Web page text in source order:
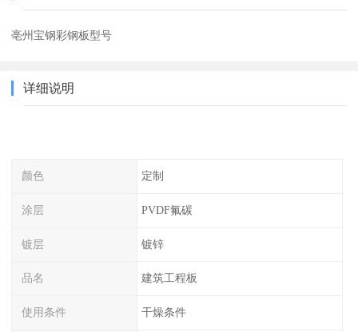
亳州宝钢彩钢板型号
详细说明
颜色 定制
涂层 PVDF氟碳
镀层 镀锌
品名 建筑工程板
使用条件 干燥条件